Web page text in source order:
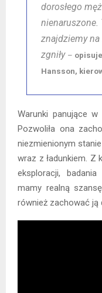
dorosłego
nienaruszone.
znajdziemy
zgniły –
Hansson,
Warunki panujące w
Pozwoliła ona
niezmienionym
wraz z ładunkiem. Z
eksploracji,
mamy realną
również zachować ją